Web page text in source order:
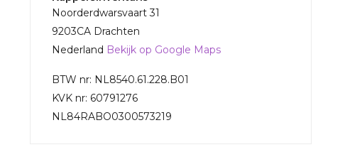
Noorderdwarsvaart 31
9203CA Drachten
Nederland Bekijk op Google Maps
BTW nr: NL8540.61.228.B01
KVK nr: 60791276
NL84RABO0300573219